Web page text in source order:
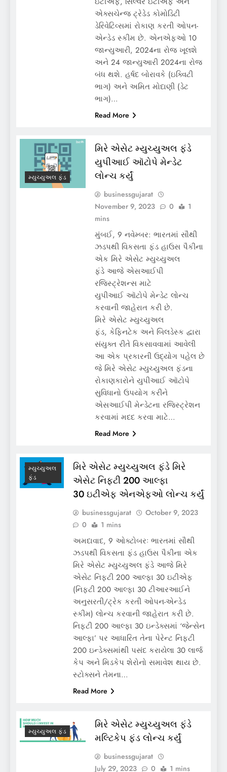
એક્સચેન્જ ટ્રેડેડ કોમોડિટી
ડેરિવેટિવ્સમાં રોકાણ કરતી ઓપન-
એન્ડેડ સ્કીમ છે. એનએફઓ 10
જાન્યુઆરી, 2024ના રોજ ખૂલશે
અને 24 જાન્યુઆરી 2024ના રોજ
બંધ થશે. હર્ષદ બોરાવકે (ઇક્વિટી
ભાગ) અને અમિત મોદાણી (ડેટ
ભાગ)…
Read More
મ્યુચ્યુઅલ ફંડ
મિરે એસેટ મ્યુચ્યુઅલ ફંડે
યુપીઆઈ ઑટોપે મેન્ડેટ
લોન્ચ કર્યું
businessgujarat
November 9, 2023
0
1
mins
મુંબઈ, 9 નવેમ્બર: ભારતમાં સૌથી
ઝડપથી વિકસતા ફંડ હાઉસ પૈકીના
એક મિરે એસેટ મ્યુચ્યુઅલ
ફંડે આજે એસઆઈપી
રજિસ્ટ્રેશન્સ માટે
યુપીઆઈ ઑટોપે મેન્ડેટ લોન્ચ
કરવાની જાહેરાત કરી છે.
મિરે એસેટ મ્યુચ્યુઅલ
ફંડ, કેફિનટેક અને બિલડેસ્ક દ્વારા
સંયુક્ત રીતે વિકસાવવામાં આવેલી
આ એક પ્રકારની ઉદ્યોગ પહેલ છે
જે મિરે એસેટ મ્યુચ્યુઅલ ફંડના
રોકાણકારોને યુપીઆઈ ઑટોપે
સુવિધાનો ઉપયોગ કરીને
એસઆઈપી મેન્ડેટના રજિસ્ટ્રેશન
કરવામાં મદદ કરવા માટે…
Read More
મ્યુચ્યુઅલ
ફંડ
મિરે એસેટ મ્યુચ્યુઅલ ફંડે મિરે
એસેટ નિફ્ટી 200 આલ્ફા
30 ઇટીએફ એનએફઓ લોન્ચ કર્યું
businessgujarat
October 9, 2023
0
1 mins
અમદાવાદ, 9 ઓક્ટોબરઃ ભારતમાં સૌથી
ઝડપથી વિકસતા ફંડ હાઉસ પૈકીના એક
મિરે એસેટ મ્યુચ્યુઅલ ફંડે આજે મિરે
એસેટ નિફ્ટી 200 આલ્ફા 30 ઇટીએફ
(નિફ્ટી 200 આલ્ફા 30 ટીઆરઆઈને
અનુસરતી/ટ્રેક કરતી ઓપન-એન્ડેડ
સ્કીમ) લોન્ચ કરવાની જાહેરાત કરી છે.
નિફ્ટી 200 આલ્ફા 30 ઇન્ડેક્સમાં ‘જેન્સેન
આલ્ફા’ પર આધારિત તેના પેરેન્ટ નિફ્ટી
200 ઇન્ડેક્સમાંથી પસંદ કરાયેલા 30 લાર્જ
કેપ અને મિડકેપ શેરોનો સમાવેશ થાય છે.
સ્ટોક્સને તેમના…
Read More
મ્યુચ્યુઅલ ફંડ
મિરે એસેટ મ્યુચ્યુઅલ ફંડે
મલ્ટિકેપ ફંડ લોન્ચ કર્યું
businessgujarat
July 29, 2023
0 1 mins